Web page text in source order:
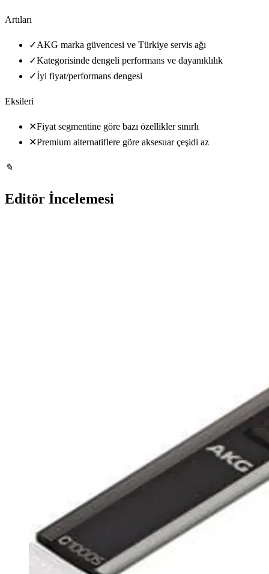
Artıları
✓AKG marka güvencesi ve Türkiye servis ağı
✓Kategorisinde dengeli performans ve dayanıklılık
✓İyi fiyat/performans dengesi
Eksileri
✕Fiyat segmentine göre bazı özellikler sınırlı
✕Premium alternatiflere göre aksesuar çeşidi az
✎
Editör İncelemesi